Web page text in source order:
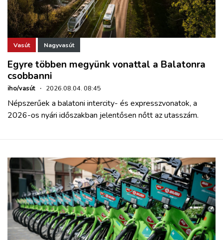
Vasút Nagyvasút
Egyre többen megyünk vonattal a Balatonra
csobbanni
iho/vasút · 2026.08.04. 08:45
Népszerűek a balatoni intercity- és expresszvonatok, a
2026-os nyári időszakban jelentősen nőtt az utasszám.